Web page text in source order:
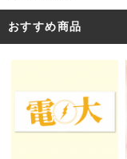
おすすめ商品